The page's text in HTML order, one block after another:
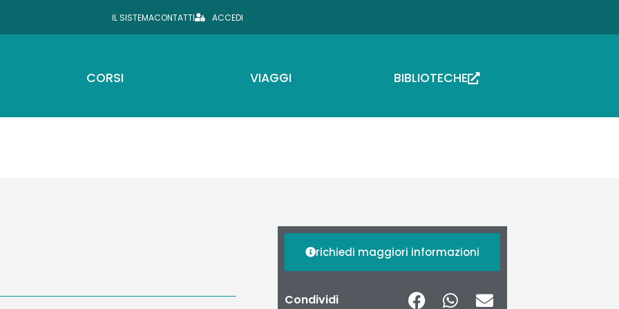
IL SISTEMACONTATTI ACCEDI
CORSI VIAGGI BIBLIOTECHE
richiedi maggiori informazioni
Condividi